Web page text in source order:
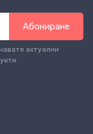
Абониране
актуални